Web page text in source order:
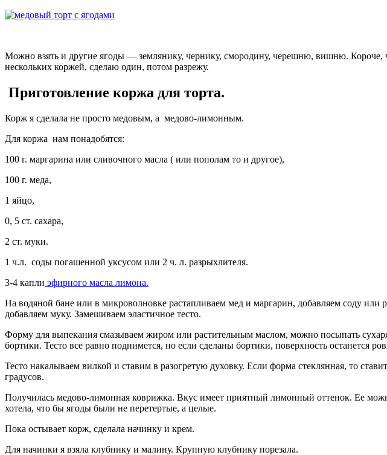
Можно взять и другие ягоды — землянику, чернику, смородину, черешню, вишню.
нескольких коржей, сделаю один, потом разрежу.
Приготовление коржа для торта.
Корж я сделала не просто медовым, а медово-лимонным.
Для коржа нам понадобятся:
100 г. маргарина или сливочного масла ( или пополам то и другое),
100 г. меда,
1 яйцо,
0, 5 ст. сахара,
2 ст. муки.
1 ч.л. соды погашенной уксусом или 2 ч. л. разрыхлителя.
3-4 капли эфирного масла лимона.
На водяной бане или в микроволновке растапливаем мед и маргарин, добавляем соду
добавляем муку. Замешиваем эластичное тесто.
Форму для выпекания смазываем жиром или растительным маслом, можно посыпать
бортики. Тесто все равно поднимется, но если сделаны бортики, поверхность останется
Тесто накалываем вилкой и ставим в разогретую духовку. Если форма стеклянная, то
градусов.
Получилась медово-лимонная коврижка. Вкус имеет приятный лимонный оттенок. Ее
хотела, что бы ягоды были не перетертые, а целые.
Пока остывает корж, сделала начинку и крем.
Для начинки я взяла клубнику и малину. Крупную клубнику порезала.